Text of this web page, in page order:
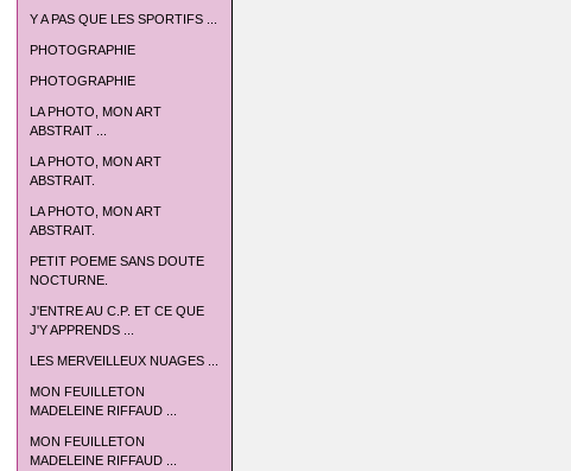
Y A PAS QUE LES SPORTIFS ...
PHOTOGRAPHIE
PHOTOGRAPHIE
LA PHOTO, MON ART
ABSTRAIT ...
LA PHOTO, MON ART
ABSTRAIT.
LA PHOTO, MON ART
ABSTRAIT.
PETIT POEME SANS DOUTE
NOCTURNE.
J'ENTRE AU C.P. ET CE QUE
J'Y APPRENDS ...
LES MERVEILLEUX NUAGES ...
MON FEUILLETON
MADELEINE RIFFAUD ...
MON FEUILLETON
MADELEINE RIFFAUD ...